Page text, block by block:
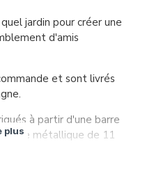
jardin pour créer une
d'amis
et sont livrés
à partir d'une barre
câble métallique de 11